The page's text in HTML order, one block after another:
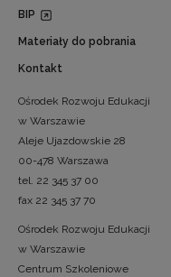
BIP
Materiały do pobrania
Kontakt
Ośrodek Rozwoju Edukacji
w Warszawie
Aleje Ujazdowskie 28
00-478 Warszawa
tel. 22 345 37 00
fax 22 345 37 70
Ośrodek Rozwoju Edukacji
w Warszawie
Centrum Szkoleniowe